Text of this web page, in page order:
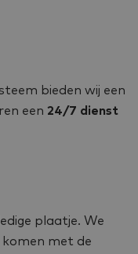
bieden wij een
een 24/7 dienst
plaatje. We
komen met de